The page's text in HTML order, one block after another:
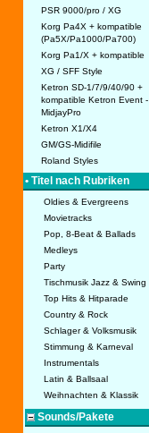
PSR 9000/pro / XG
Korg Pa4X + kompatible
(Pa5X/Pa1000/Pa700)
Korg Pa1/X + kompatible
XG / SFF Style
Ketron SD-1/7/9/40/90 +
kompatible Ketron Event -
MidjayPro
Ketron X1/X4
GM/GS-Midifile
Roland Styles
• Titel nach Rubriken
Oldies & Evergreens
Movietracks
Pop, 8-Beat & Ballads
Medleys
Party
Tischmusik Jazz & Swing
Top Hits & Hitparade
Country & Rock
Schlager & Volksmusik
Stimmung & Karneval
Instrumentals
Latin & Ballsaal
Weihnachten & Klassik
Sounds/Pakete